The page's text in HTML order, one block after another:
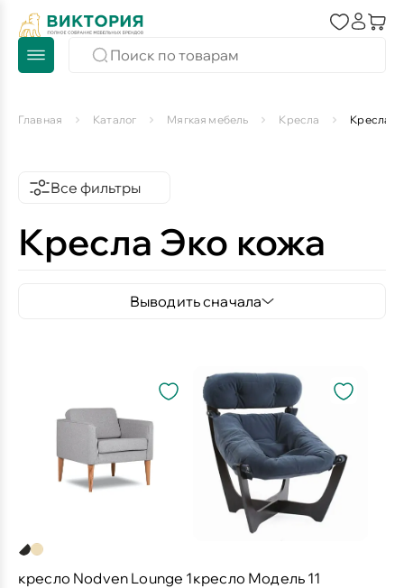
Главная Каталог Мягкая мебель Кресла Кресла
Все фильтры
Кресла Эко кожа
Выводить сначала
кресло Nodven Lounge 1кресло Модель 11